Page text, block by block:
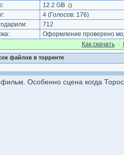
12.2 GB ()
4(Голосов: 176)
712
Оформление проверено
Как cкачать·
файлов в торренте
Особенно сцена когда